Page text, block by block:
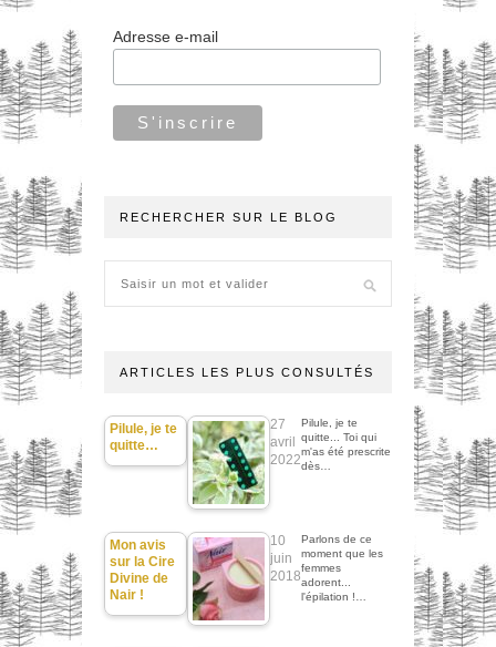
Adresse e-mail
RECHERCHER SUR LE BLOG
ARTICLES LES PLUS CONSULTÉS
Pilule, je te
quitte…
27
avril
2022
Pilule, je te
quitte... Toi qui
m'as été prescrite
dès…
Mon avis
sur la Cire
Divine de
Nair !
10
juin
2018
Parlons de ce
moment que les
femmes
adorent...
l'épilation !…